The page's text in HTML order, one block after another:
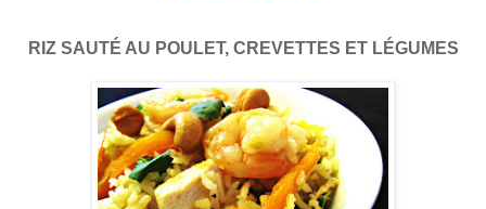
RIZ SAUTÉ AU POULET, CREVETTES ET LÉGUMES